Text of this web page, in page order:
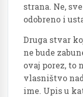
strana. Ne,
odobreno i
Druga stvar
ne bude
ovaj porez, to
vlasništvo
ime. Upis u